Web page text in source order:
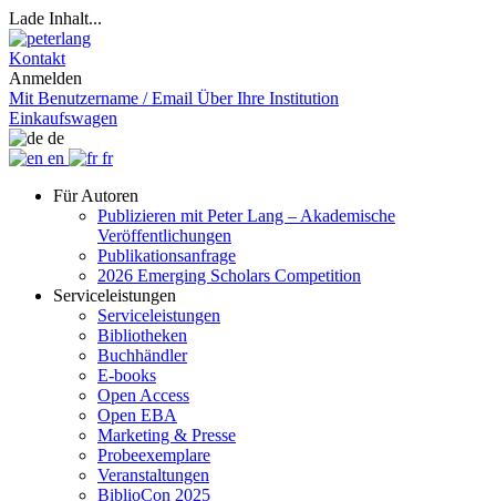
Lade Inhalt...
Kontakt
Anmelden
Mit Benutzername / Email Über Ihre Institution
Einkaufswagen
de
en
fr
Für Autoren
Publizieren mit Peter Lang – Akademische
Veröffentlichungen
Publikationsanfrage
2026 Emerging Scholars Competition
Serviceleistungen
Serviceleistungen
Bibliotheken
Buchhändler
E-books
Open Access
Open EBA
Marketing & Presse
Probeexemplare
Veranstaltungen
BiblioCon 2025